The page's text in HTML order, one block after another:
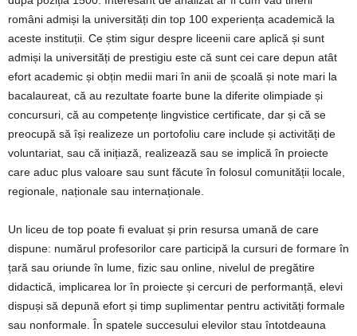
români admiși la universități din top 100 experiența academică la
aceste instituții. Ce știm sigur despre liceenii care aplică și sunt
admiși la universități de prestigiu este că sunt cei care depun atât
efort academic și obțin medii mari în anii de școală și note mari la
bacalaureat, că au rezultate foarte bune la diferite olimpiade și
concursuri, că au competențe lingvistice certificate, dar și că se
preocupă să își realizeze un portofoliu care include și activități de
voluntariat, sau că inițiază, realizează sau se implică în proiecte
care aduc plus valoare sau sunt făcute în folosul comunității locale,
regionale, naționale sau internaționale.
Un liceu de top poate fi evaluat și prin resursa umană de care
dispune: numărul profesorilor care participă la cursuri de formare în
țară sau oriunde în lume, fizic sau online, nivelul de pregătire
didactică, implicarea lor în proiecte și cercuri de performanță, elevi
dispuși să depună efort și timp suplimentar pentru activități formale
sau nonformale. În spatele succesului elevilor stau întotdeauna